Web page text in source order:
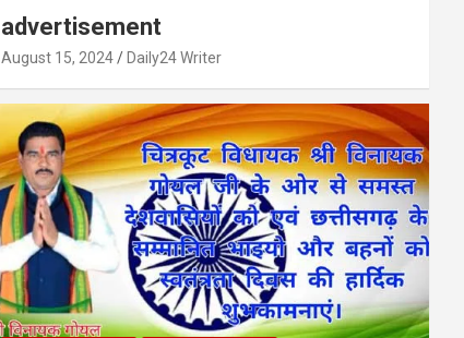
advertisement
August 15, 2024 Daily24 Writer